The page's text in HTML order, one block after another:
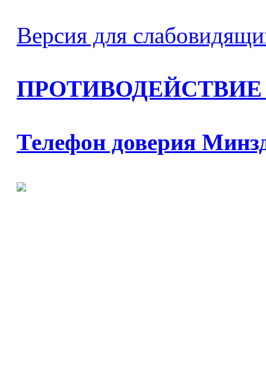
Версия для
Телефон доверия